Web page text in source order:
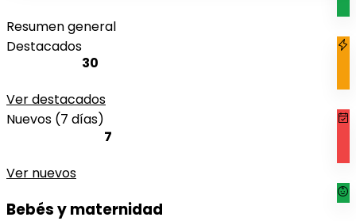
Resumen general
Destacados
30
Ver destacados
Nuevos (7 días)
7
Ver nuevos
Bebés y maternidad